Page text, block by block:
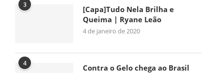
3
[Capa]Tudo Nela Brilha e
Queima | Ryane Leão
4 de janeiro de 2020
4 Contra o Gelo chega ao Brasil